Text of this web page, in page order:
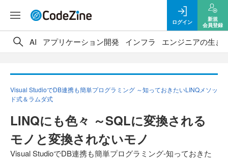
ログイン
新規
会員登録
AI アプリケーション開発 インフラ エンジニアの生き
Visual StudioでDB連携も簡単プログラミング ～知っておきたいLINQメソッ
ド式＆ラムダ式
LINQにも色々 ～SQLに変換される
モノと変換されないモノ
Visual StudioでDB連携も簡単プログラミング-知っておきた